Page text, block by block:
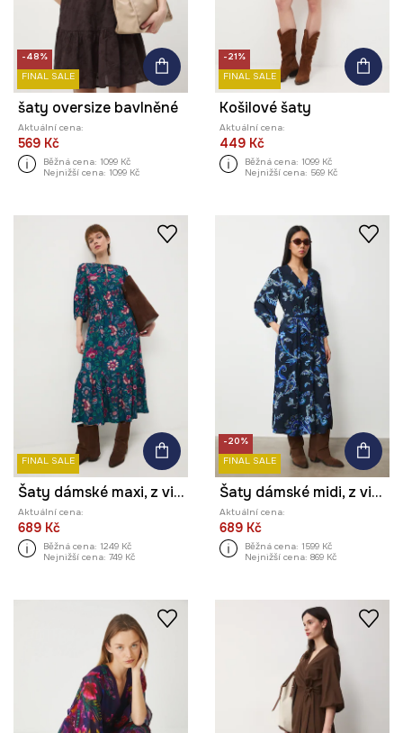
-48%
FINAL SALE
šaty oversize bavlněné
Aktuální cena:
569 Kč
Běžná cena: 1099 Kč
Nejnižší cena: 1099 Kč
-21%
FINAL SALE
Košilové šaty
Aktuální cena:
449 Kč
Běžná cena: 1099 Kč
Nejnižší cena: 569 Kč
FINAL SALE
Šaty dámské maxi, z viskózy, se vzorem
Aktuální cena:
689 Kč
Běžná cena: 1249 Kč
Nejnižší cena: 749 Kč
-20%
FINAL SALE
Šaty dámské midi, z viskózy, se vzorem
Aktuální cena:
689 Kč
Běžná cena: 1599 Kč
Nejnižší cena: 869 Kč